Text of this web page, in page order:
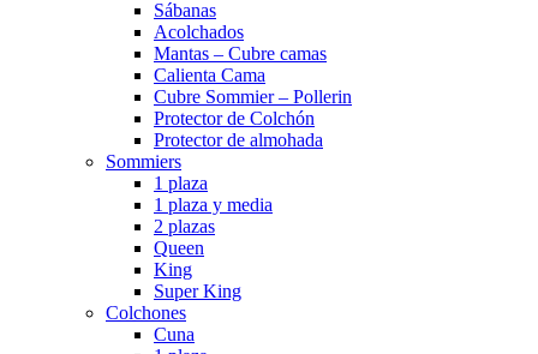
Sábanas
Acolchados
Mantas – Cubre camas
Calienta Cama
Cubre Sommier – Pollerin
Protector de Colchón
Protector de almohada
Sommiers
1 plaza
1 plaza y media
2 plazas
Queen
King
Super King
Colchones
Cuna